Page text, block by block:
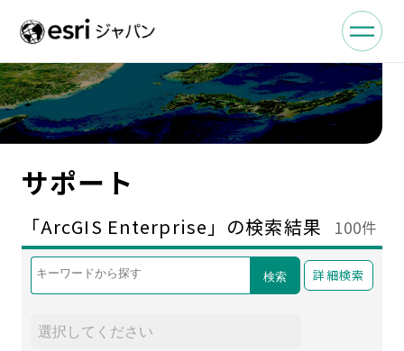
サポート
「ArcGIS Enterprise」の検索結果 100件
検索 詳細検索